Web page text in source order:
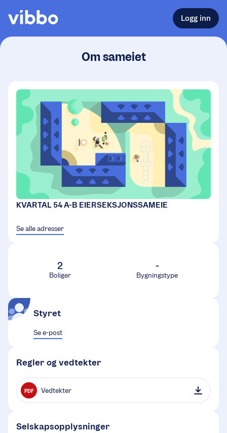
Logg inn
Om sameiet
KVARTAL 54 A-B EIERSEKSJONSSAMEIE
Se alle adresser
2
Boliger
-
Bygningstype
Styret
Se e-post
Regler og vedtekter
PDF Vedtekter
Selskapsopplysninger